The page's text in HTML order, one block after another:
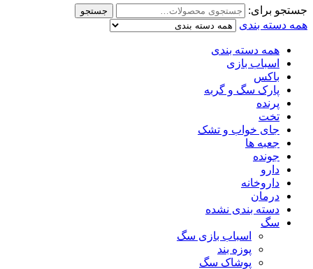
جستجو برای: جستجو
همه دسته بندی
همه دسته بندی
اسباب بازی
باکس
پارک سگ و گربه
پرنده
تخت
جای خواب و تشک
جعبه ها
جونده
دارو
داروخانه
درمان
دسته بندی نشده
سگ
اسباب بازی سگ
پوزه بند
پوشاک سگ